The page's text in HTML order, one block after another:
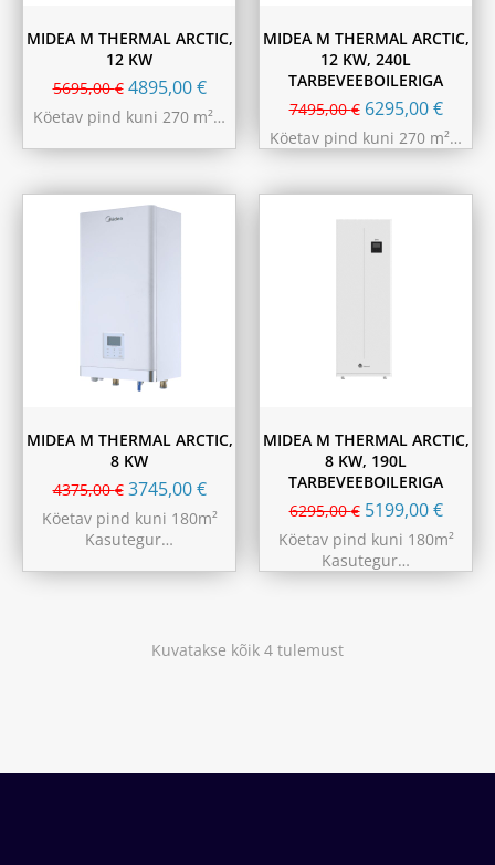
MIDEA M THERMAL ARCTIC,
12 KW
5695,00€ 4895,00€
Köetav pind kuni 270 m²…
MIDEA M THERMAL ARCTIC,
12 KW, 240L
TARBEVEEBOILERIGA
7495,00€ 6295,00€
Köetav pind kuni 270 m²…
MIDEA M THERMAL ARCTIC,
8 KW
4375,00€ 3745,00€
Köetav pind kuni 180m²
Kasutegur…
MIDEA M THERMAL ARCTIC,
8 KW, 190L
TARBEVEEBOILERIGA
6295,00€ 5199,00€
Köetav pind kuni 180m²
Kasutegur…
Kuvatakse kõik 4 tulemust